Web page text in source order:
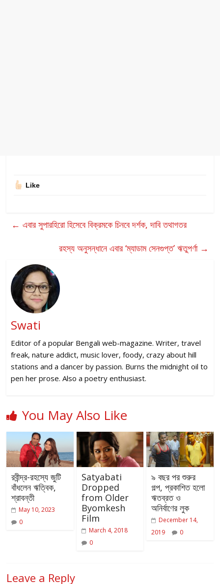
Like
← এবার সুপারহিরো হিসেবে বিক্রমকে চিনবে দর্শক, দাবি তথাগতর
রহস্য অনুসন্ধানে এবার ‘ম্যাডাম সেনগুপ্ত’ ঋতুপর্ণা →
Swati
Editor of a popular Bengali web-magazine. Writer, travel
freak, nature addict, music lover, foody, crazy about hill
stations and a dancer by passion. Burns the midnight oil to
pen her prose. Also a poetry enthusiast.
You May Also Like
রবীন্দ্র-রহস্যে জুটি
বাঁধলেন ঋত্বিক,
শ্রাবন্তী
May 10, 2023
0
Satyabati
Dropped
from Older
Byomkesh
Film
March 4, 2018
0
৯ বছর পর শুরুর
গল্প, প্রকাশিত হলো
ঋতব্রত ও
অনির্বাণের লুক
December 14,
2019
0
Leave a Reply